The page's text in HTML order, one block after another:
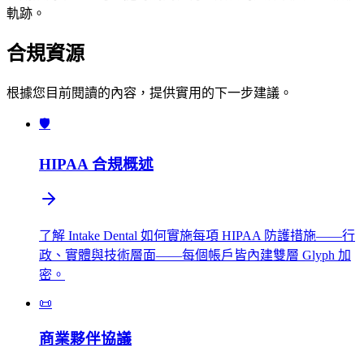
軌跡。
合規資源
根據您目前閱讀的內容，提供實用的下一步建議。
🛡️
HIPAA 合規概述
了解 Intake Dental 如何實施每項 HIPAA 防護措施——行
政、實體與技術層面——每個帳戶皆內建雙層 Glyph 加
密。
📜
商業夥伴協議